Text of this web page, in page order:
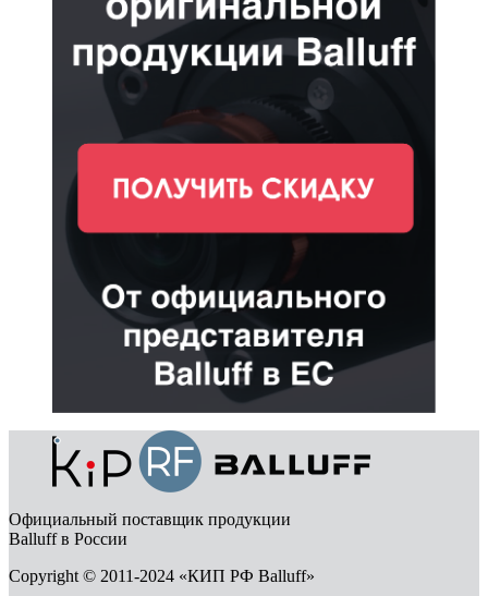
Официальный поставщик продукции
Balluff в России
Copyright © 2011-2024 «КИП РФ Balluff»